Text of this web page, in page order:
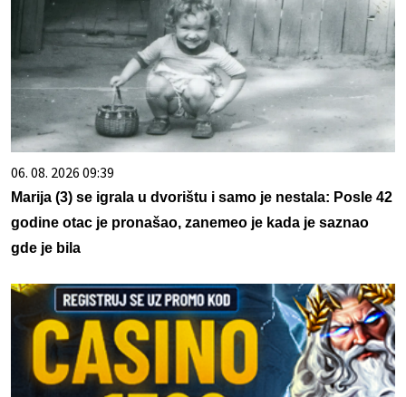
06. 08. 2026 09:39
Marija (3) se igrala u dvorištu i samo je nestala: Posle 42
godine otac je pronašao, zanemeo je kada je saznao
gde je bila